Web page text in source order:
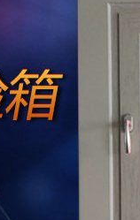
门窗体验